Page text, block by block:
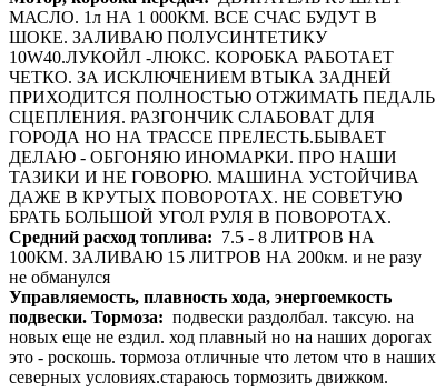
МАСЛО. 1л НА 1 000КМ. ВСЕ СЧАС БУДУТ В
ШОКЕ. ЗАЛИВАЮ ПОЛУСИНТЕТИКУ
10W40.ЛУКОЙЛ -ЛЮКС. КОРОБКА РАБОТАЕТ
ЧЕТКО. ЗА ИСКЛЮЧЕНИЕМ ВТЫКА ЗАДНЕЙ
ПРИХОДИТСЯ ПОЛНОСТЬЮ ОТЖИМАТЬ ПЕДАЛЬ
СЦЕПЛЕНИЯ. РАЗГОНЧИК СЛАБОВАТ ДЛЯ
ГОРОДА НО НА ТРАССЕ ПРЕЛЕСТЬ.БЫВАЕТ
ДЕЛАЮ - ОБГОНЯЮ ИНОМАРКИ. ПРО НАШИ
ТАЗИКИ И НЕ ГОВОРЮ. МАШИНА УСТОЙЧИВА
ДАЖЕ В КРУТЫХ ПОВОРОТАХ. НЕ СОВЕТУЮ
БРАТЬ БОЛЬШОЙ УГОЛ РУЛЯ В ПОВОРОТАХ.
Средний расход топлива: 7.5 - 8 ЛИТРОВ НА
100КМ. ЗАЛИВАЮ 15 ЛИТРОВ НА 200км. и не разу
не обманулся
Управляемость, плавность хода, энергоемкость
подвески. Тормоза: подвески раздолбал. таксую. на
новых еще не ездил. ход плавный но на наших дорогах
это - роскошь. тормоза отличные что летом что в наших
северных условиях.стараюсь тормозить движком.